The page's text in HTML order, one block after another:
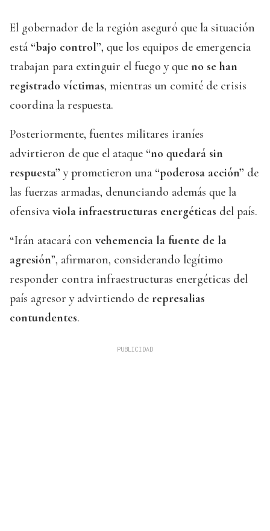
El gobernador de la región aseguró que la situación
está “bajo control”, que los equipos de emergencia
trabajan para extinguir el fuego y que no se han
registrado víctimas, mientras un comité de crisis
coordina la respuesta.
Posteriormente, fuentes militares iraníes
advirtieron de que el ataque “no quedará sin
respuesta” y prometieron una “poderosa acción” de
las fuerzas armadas, denunciando además que la
ofensiva viola infraestructuras energéticas del país.
“Irán atacará con vehemencia la fuente de la
agresión”, afirmaron, considerando legítimo
responder contra infraestructuras energéticas del
país agresor y advirtiendo de represalias
contundentes.